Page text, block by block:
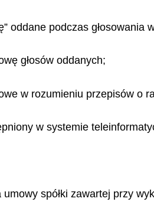
oddane podczas
głosów oddanych;
w rozumieniu przepisów o
w systemie
spółki zawartej przy